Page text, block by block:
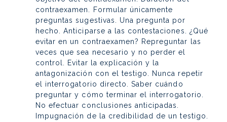
contraexamen. Formular únicamente
preguntas sugestivas. Una pregunta por
hecho. Anticiparse a las contestaciones. ¿Qué
evitar en un contraexamen? Repreguntar las
veces que sea necesario y no perder el
control. Evitar la explicación y la
antagonización con el testigo. Nunca repetir
el interrogatorio directo. Saber cuándo
preguntar y cómo terminar el interrogatorio.
No efectuar conclusiones anticipadas.
Impugnación de la credibilidad de un testigo.